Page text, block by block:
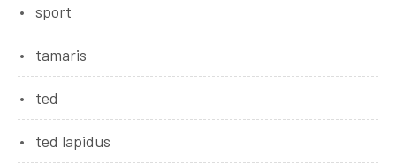
sport
tamaris
ted
ted lapidus